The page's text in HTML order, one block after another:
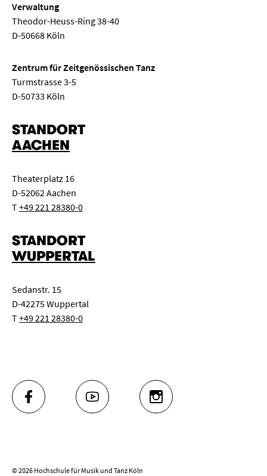
Verwaltung
Theodor-Heuss-Ring 38-40
D-50668 Köln
Zentrum für Zeitgenössischen Tanz
Turmstrasse 3-5
D-50733 Köln
STANDORT
AACHEN
Theaterplatz 16
D-52062 Aachen
T+49 221 28380-0
STANDORT
WUPPERTAL
Sedanstr. 15
D-42275 Wuppertal
T+49 221 28380-0
FACEBOOK YOUTUBE INSTAGRAM
© 2026 Hochschule für Musik und Tanz Köln